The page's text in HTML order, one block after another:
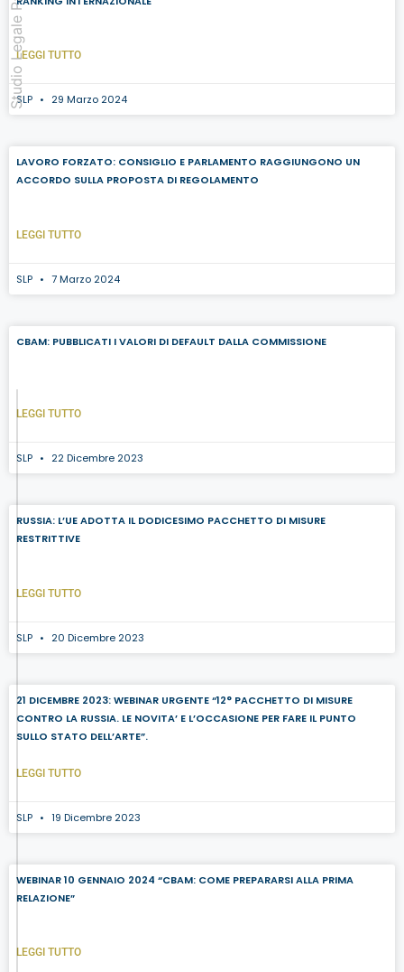
LEGGI TUTTO
SLP 29 Marzo 2024
LAVORO FORZATO: CONSIGLIO E PARLAMENTO RAGGIUNGONO UN
ACCORDO SULLA PROPOSTA DI REGOLAMENTO
LEGGI TUTTO
SLP 7 Marzo 2024
CBAM: PUBBLICATI I VALORI DI DEFAULT DALLA COMMISSIONE
LEGGI TUTTO
SLP 22 Dicembre 2023
RUSSIA: L’UE ADOTTA IL DODICESIMO PACCHETTO DI MISURE
RESTRITTIVE
LEGGI TUTTO
SLP 20 Dicembre 2023
21 DICEMBRE 2023: WEBINAR URGENTE “12° PACCHETTO DI MISURE
CONTRO LA RUSSIA. LE NOVITA’ E L’OCCASIONE PER FARE IL PUNTO
SULLO STATO DELL’ARTE”.
LEGGI TUTTO
SLP 19 Dicembre 2023
WEBINAR 10 GENNAIO 2024 “CBAM: COME PREPARARSI ALLA PRIMA
RELAZIONE”
LEGGI TUTTO